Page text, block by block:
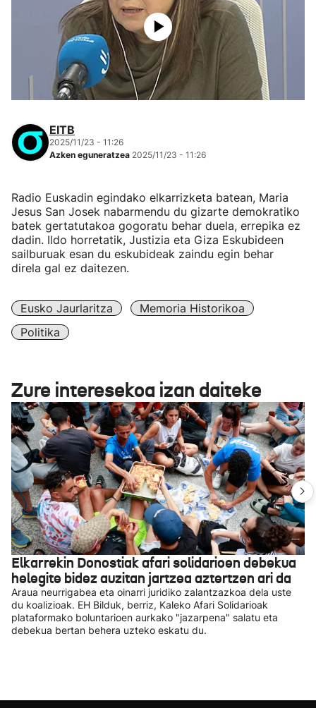
EITB
2025/11/23 - 11:26
Azken eguneratzea 2025/11/23 - 11:26
Radio Euskadin egindako elkarrizketa batean, Maria
Jesus San Josek nabarmendu du gizarte demokratiko
batek gertatutakoa gogoratu behar duela, errepika ez
dadin. Ildo horretatik, Justizia eta Giza Eskubideen
sailburuak esan du eskubideak zaindu egin behar
direla gal ez daitezen.
Eusko Jaurlaritza
Memoria Historikoa
Politika
Zure interesekoa izan daiteke
Elkarrekin Donostiak afari solidarioen debekua
helegite bidez auzitan jartzea aztertzen ari da
Araua neurrigabea eta oinarri juridiko zalantzazkoa dela uste
du koalizioak. EH Bilduk, berriz, Kaleko Afari Solidarioak
plataformako boluntarioen aurkako "jazarpena" salatu eta
debekua bertan behera uzteko eskatu du.